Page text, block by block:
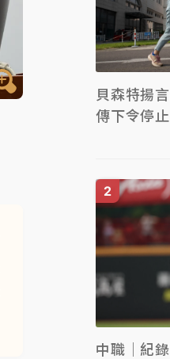
貝森特揚
傳下令停
中職｜紀